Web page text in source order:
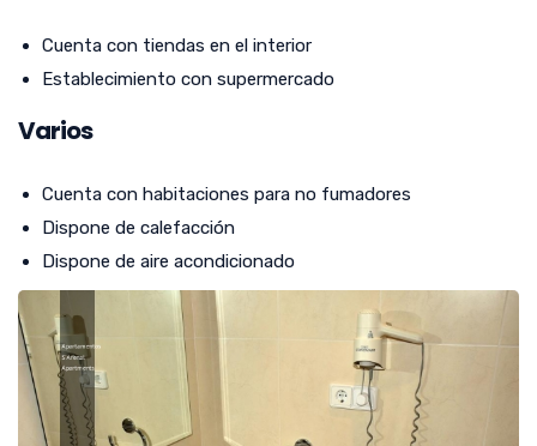
Cuenta con tiendas en el interior
Establecimiento con supermercado
Varios
Cuenta con habitaciones para no fumadores
Dispone de calefacción
Dispone de aire acondicionado